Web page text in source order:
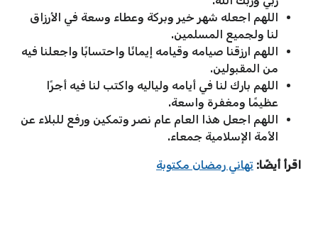
اللهم اجعله شهر خير وبركة وعطاء وسعة في الأرزاق
لنا ولجميع المسلمين.
اللهم ارزقنا صيامه وقيامه إيمانًا واحتسابًا واجعلنا فيه
من المقبولين.
اللهم بارك لنا في أيامه ولياليه واكتب لنا فيه أجرًا
عظيمًا ومغفرة واسعة.
اللهم اجعل هذا العام عام نصر وتمكين ورفع للبلاء عن
الأمة الإسلامية جمعاء.
اقرأ أيضًا: تهاني رمضان مكتوبة